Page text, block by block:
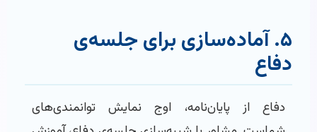
۵. آماده‌سازی برای جلسه‌ی
دفاع
دفاع از پایان‌نامه، اوج نمایش توانمندی‌های